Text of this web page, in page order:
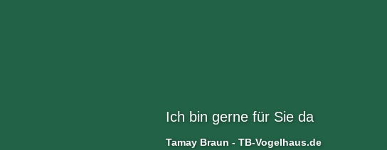
Ich bin gerne für Sie da
Tamay Braun - TB-Vogelhaus.de